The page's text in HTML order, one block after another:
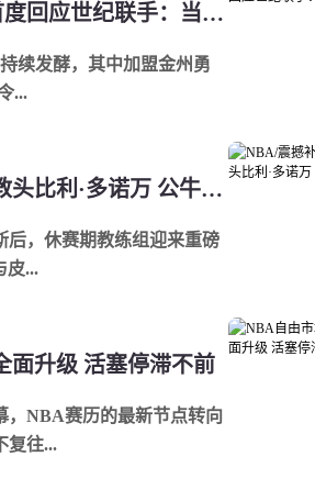
勇士招募詹姆斯仍存希望？库里首度回应世纪联手：当然期待与他并肩作战
续发酵，其中加盟金州勇
...
NBA/震撼补强！马刺签下名人堂教头比利·多诺万 公牛前主帅转任助教
后，休赛期教练组迎来重磅
皮...
面升级 活塞停滞不前
，NBA赛历的最新节点转向
复往...